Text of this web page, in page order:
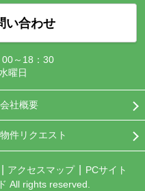
い合わせ
00～18：30
水曜日
会社概要
物件リクエスト
アクセスマップ
PCサイト
All rights reserved.